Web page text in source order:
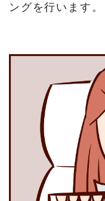
ングを行います。